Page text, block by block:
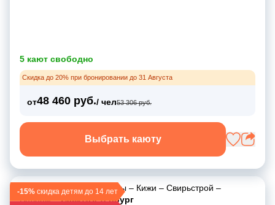
5 кают свободно
Скидка до 20% при бронировании до 31 Августа
от48 460 руб./ чел53 306 руб.
Выбрать каюту
-15% скидка детям до 14 лет
Москва –Углич–Горицы – Кижи – Свирьстрой –
Валаам–Санкт-Петербург